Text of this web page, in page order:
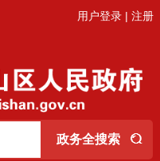
用户登录 | 注册